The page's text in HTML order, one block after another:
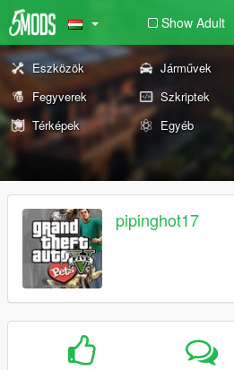
Show Adult
Eszközök Járművek
Fegyverek
Szkriptek
Térképek
Egyéb
pipinghot17